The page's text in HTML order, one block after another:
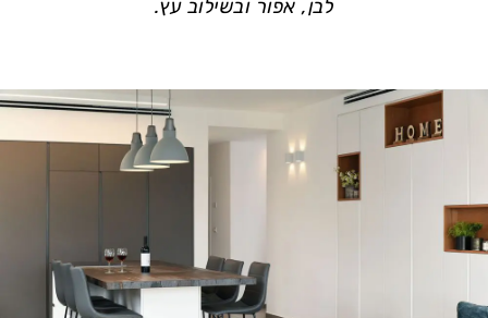
לבן, אפור ובשילוב עץ.